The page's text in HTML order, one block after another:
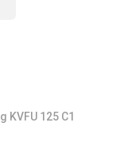
125 C1